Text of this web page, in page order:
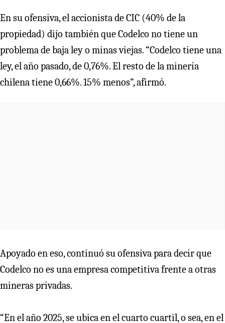
En su ofensiva, el accionista de CIC (40% de la
propiedad) dijo también que Codelco no tiene un
problema de baja ley o minas viejas. “Codelco tiene una
ley, el año pasado, de 0,76%. El resto de la minería
chilena tiene 0,66%. 15% menos”, afirmó.
Apoyado en eso, continuó su ofensiva para decir que
Codelco no es una empresa competitiva frente a otras
mineras privadas.
“En el año 2025, se ubica en el cuarto cuartil, o sea, en el